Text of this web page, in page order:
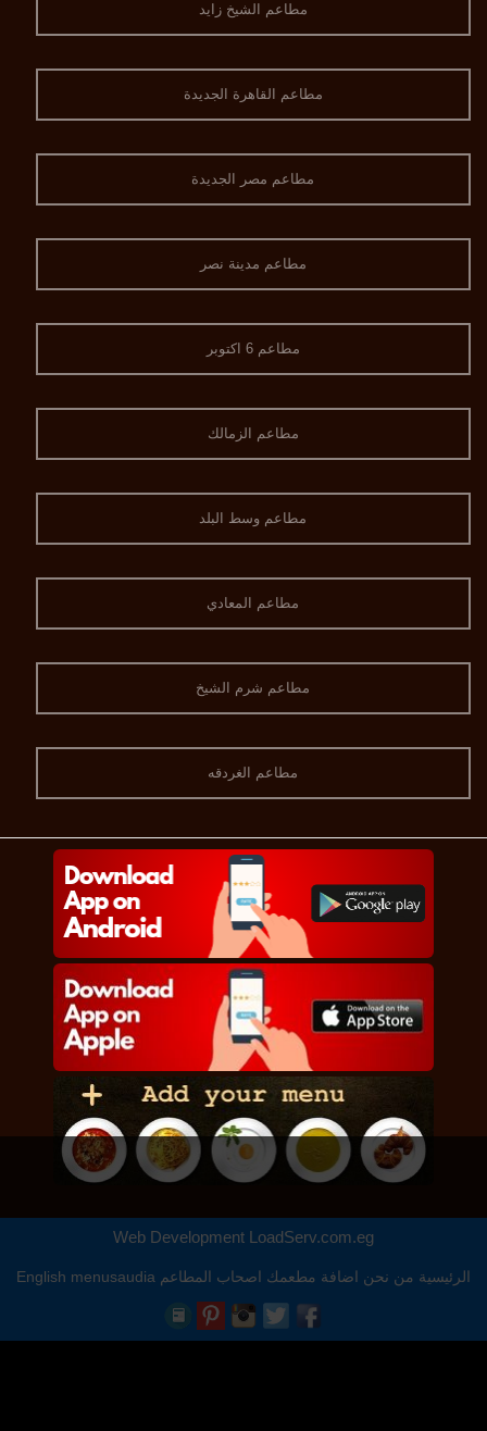
مطاعم الشيخ زايد
مطاعم القاهرة الجديدة
مطاعم مصر الجديدة
مطاعم مدينة نصر
مطاعم 6 اكتوبر
مطاعم الزمالك
مطاعم وسط البلد
مطاعم المعادي
مطاعم شرم الشيخ
مطاعم الغردقه
Web Development LoadServ.com.eg
الرئيسية من نحن اضافة مطعمك اصحاب المطاعم menusaudia
English